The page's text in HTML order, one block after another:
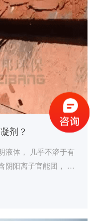
剂？
液体， 几乎不溶于有
阴阳离子官能团， 可